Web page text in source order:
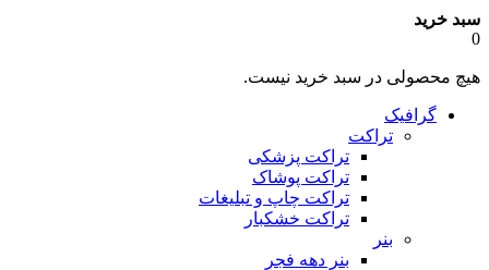
سبد خرید
0
هیچ محصولی در سبد خرید نیست.
گرافیک
تراکت
تراکت پزشکی
تراکت پوشاک
تراکت چاپ و تبلیغات
تراکت خشکبار
بنر
بنر دهه فجر